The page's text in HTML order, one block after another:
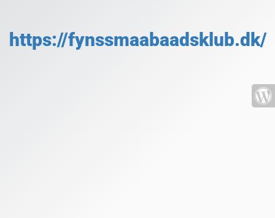
https://fynssmaabaadsklub.dk/